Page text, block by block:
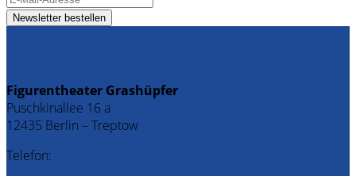
Figurentheater Grashüpfer
Puschkinallee 16 a
12435 Berlin – Treptow
Telefon: